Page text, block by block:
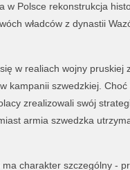
w Polsce rekonstrukcja
władców z dynastii
w realiach wojny pruskiej
kampanii szwedzkiej.
zrealizowali swój
armia szwedzka
charakter szczególny -